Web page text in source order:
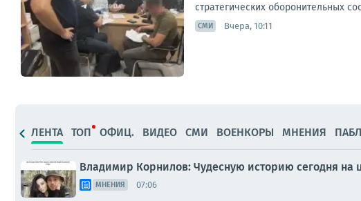
стратегических оборонительных
СМИ Вчера, 10:11
ЛЕНТА ТОП ОФИЦ. ВИДЕО СМИ ВОЕНКОРЫ МНЕНИЯ
Владимир Корнилов: Чудесную историю сегодня на
МНЕНИЯ 07:06